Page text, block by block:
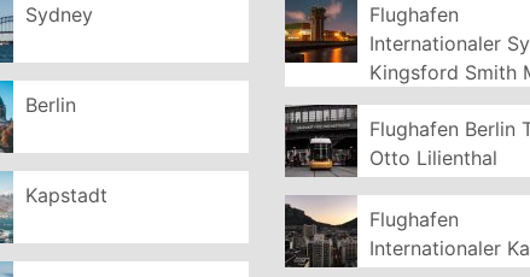
Sydney
Berlin
Kapstadt
Flughafen
Internationaler
Kingsford Smith
Flughafen Berlin
Otto Lilienthal
Flughafen
Internationaler